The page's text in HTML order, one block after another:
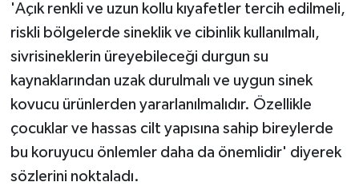
'Açık renkli ve uzun kollu kıyafetler tercih edilmeli,
riskli bölgelerde sineklik ve cibinlik kullanılmalı,
sivrisineklerin üreyebileceği durgun su
kaynaklarından uzak durulmalı ve uygun sinek
kovucu ürünlerden yararlanılmalıdır. Özellikle
çocuklar ve hassas cilt yapısına sahip bireylerde
bu koruyucu önlemler daha da önemlidir' diyerek
sözlerini noktaladı.